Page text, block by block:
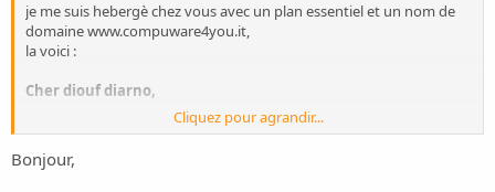
je me suis hebergè chez vous avec un plan essentiel et un nom de
domainewww.compuware4you.it,
la voici :
Cher diouf diarno,
Ceci est un reçu pour la Facture 41328 générée le 14/09/2011.
Le paiement a été déduit de votre carte bancaire enregistrée
avec nous.
Cliquez pour agrandir...
Bonjour,